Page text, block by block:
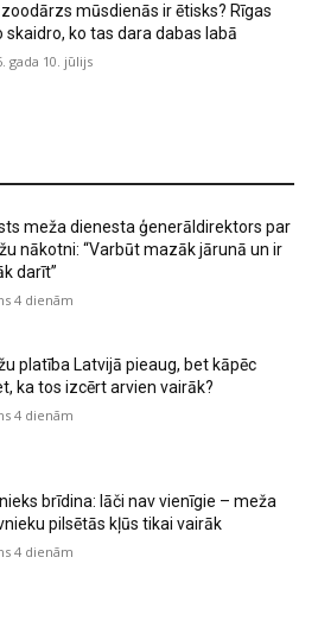
mūsdienās ir ētisks? Rīgas
skaidro, ko tas dara dabas labā
gada 10. jūlijs
meža dienesta ģenerāldirektors par
nākotni: “Varbūt mazāk jārunā un ir
darīt”
4 dienām
platība Latvijā pieaug, bet kāpēc
ka tos izcērt arvien vairāk?
4 dienām
brīdina: lāči nav vienīgie – meža
pilsētās kļūs tikai vairāk
4 dienām